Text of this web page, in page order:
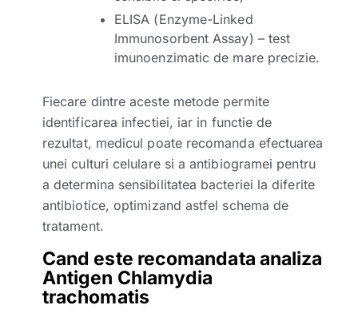
ELISA (Enzyme-Linked
Immunosorbent Assay) – test
imunoenzimatic de mare precizie.
Fiecare dintre aceste metode permite
identificarea infectiei, iar in functie de
rezultat, medicul poate recomanda efectuarea
unei culturi celulare si a antibiogramei pentru
a determina sensibilitatea bacteriei la diferite
antibiotice, optimizand astfel schema de
tratament.
Cand este recomandata analiza
Antigen Chlamydia
trachomatis